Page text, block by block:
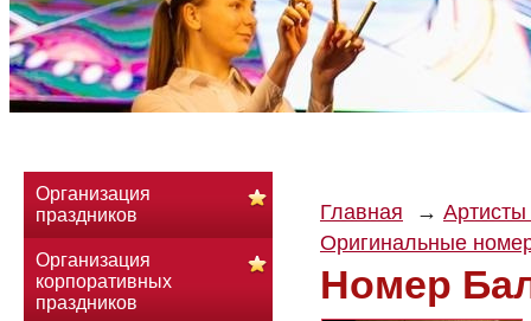
Главная
Оригинальные
Номер
Организация
праздников
Организация
корпоративных
праздников